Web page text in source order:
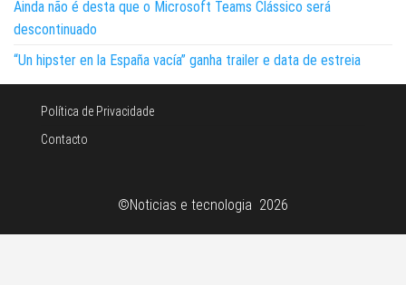
Ainda não é desta que o Microsoft Teams Clássico será
descontinuado
“Un hipster en la España vacía” ganha trailer e data de estreia
Política de Privacidade
Contacto
©Noticias e tecnologia 2026